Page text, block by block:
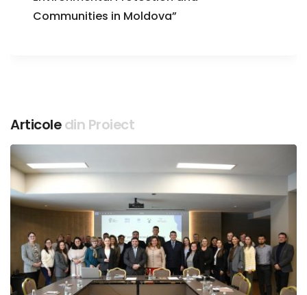
Communities in Moldova”
Articoledin Proiect